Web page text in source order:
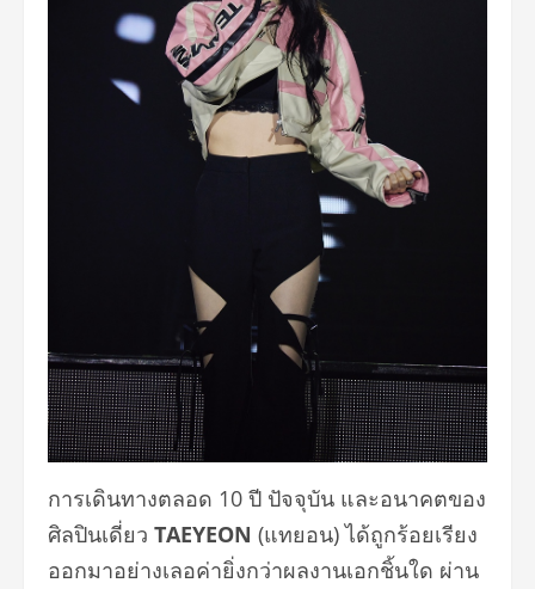
การเดินทางตลอด 10 ปี ปัจจุบัน และอนาคตของ
ศิลปินเดี่ยว TAEYEON (แทยอน) ได้ถูกร้อยเรียง
ออกมาอย่างเลอค่ายิ่งกว่าผลงานเอกชิ้นใด ผ่าน